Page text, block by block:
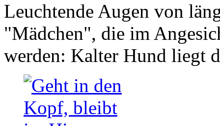
Leuchtende Augen von
"Mädchen", die im
werden: Kalter Hund liegt